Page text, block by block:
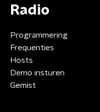
Radio
Programmering
Frequenties
Hosts
Demo insturen
Gemist